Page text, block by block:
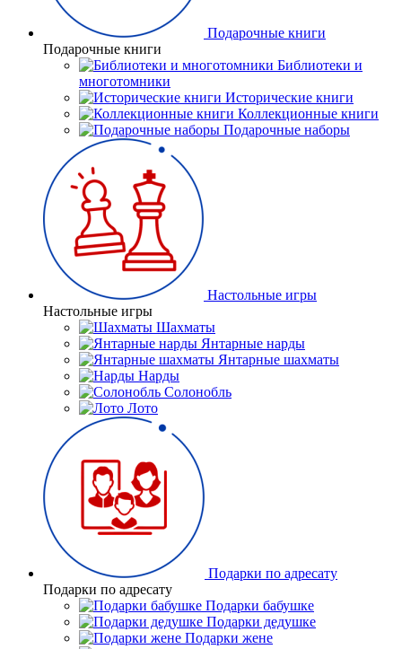
Подарочные книги
Подарочные книги
Библиотеки и
многотомники
Исторические книги
Коллекционные книги
Подарочные наборы
Настольные игры
Настольные игры
Шахматы
Янтарные нарды
Янтарные шахматы
Нарды
Солонобль
Лото
Подарки по адресату
Подарки по адресату
Подарки бабушке
Подарки дедушке
Подарки жене